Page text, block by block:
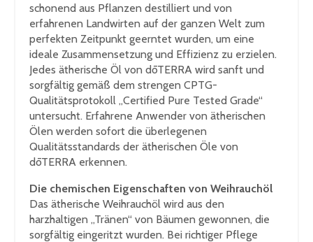
schonend aus Pflanzen destilliert und von
erfahrenen Landwirten auf der ganzen Welt zum
perfekten Zeitpunkt geerntet wurden, um eine
ideale Zusammensetzung und Effizienz zu erzielen.
Jedes ätherische Öl von dōTERRA wird sanft und
sorgfältig gemäß dem strengen CPTG-
Qualitätsprotokoll „Certified Pure Tested Grade“
untersucht. Erfahrene Anwender von ätherischen
Ölen werden sofort die überlegenen
Qualitätsstandards der ätherischen Öle von
dōTERRA erkennen.
Die chemischen Eigenschaften von Weihrauchöl
Das ätherische Weihrauchöl wird aus den
harzhaltigen „Tränen“ von Bäumen gewonnen, die
sorgfältig eingeritzt wurden. Bei richtiger Pflege